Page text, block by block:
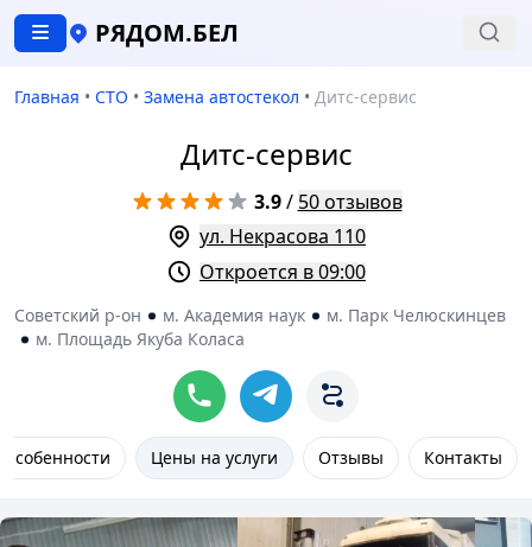
РЯДОМ.БЕЛ
Главная • СТО • Замена автостекол • Дитс-cервис
Дитс-cервис
3.9/ 50 отзывов
ул. Некрасова 110
Откроется в 09:00
Советский р-он м. Академия наук
м. Парк Челюскинцев
м. Площадь Якуба Коласа
Особенности Цены на услуги Отзывы Контакты